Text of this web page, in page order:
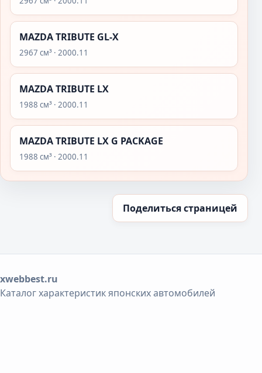
MAZDA TRIBUTE GL-X
2967 см³ · 2000.11
MAZDA TRIBUTE LX
1988 см³ · 2000.11
MAZDA TRIBUTE LX G PACKAGE
1988 см³ · 2000.11
Поделиться страницей
xwebbest.ru
Каталог характеристик японских автомобилей